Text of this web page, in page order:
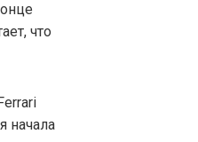
что
начала